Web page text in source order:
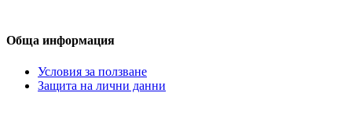
Обща информация
Условия за ползване
Защита на лични данни